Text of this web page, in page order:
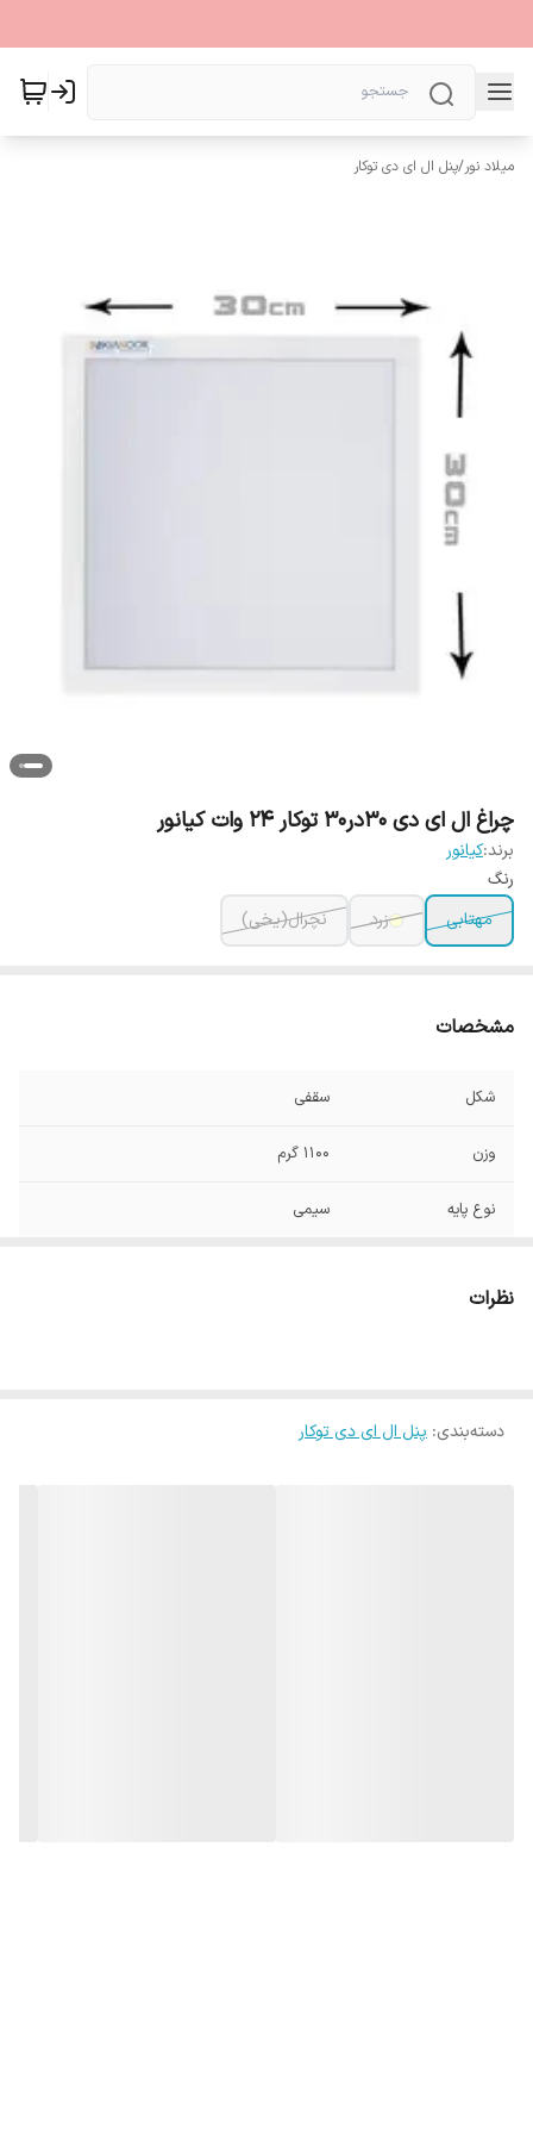
میلاد نور/پنل ال ای دی توکار
چراغ ال ای دی 30در30 توکار 24 وات کیانور
برند:کیانور
رنگ
مهتابی
زرد نچرال(یخی)
مشخصات
شکل سقفی
وزن 1100 گرم
نوع پایه سیمی
نظرات
دسته‌بندی: پنل ال ای دی توکار